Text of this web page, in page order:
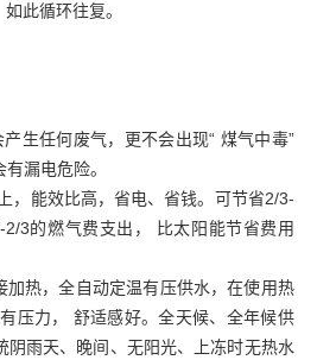
此循环往复。
生任何废气，更不会出现“ 煤气中毒”
漏电危险。
，能效比高，省电、省钱。可节省2/3-
3的燃气费支出， 比太阳能节省费用
加热，全自动定温有压供水，在使用热
压力， 舒适感好。全天候、全年候供
阴雨天、晚间、无阳光、上冻时无热水